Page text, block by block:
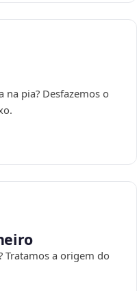
pia? Desfazemos o
Tratamos a origem do